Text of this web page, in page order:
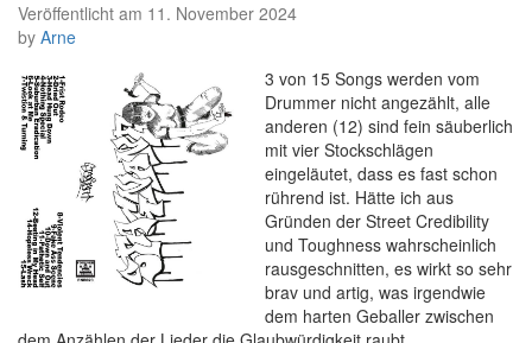
Veröffentlicht am 11. November 2024
by Arne
3 von 15 Songs werden vom
Drummer nicht angezählt, alle
anderen (12) sind fein säuberlich
mit vier Stockschlägen
eingeläutet, dass es fast schon
rührend ist. Hätte ich aus
Gründen der Street Credibility
und Toughness wahrscheinlich
rausgeschnitten, es wirkt so sehr
brav und artig, was irgendwie
dem harten Geballer zwischen